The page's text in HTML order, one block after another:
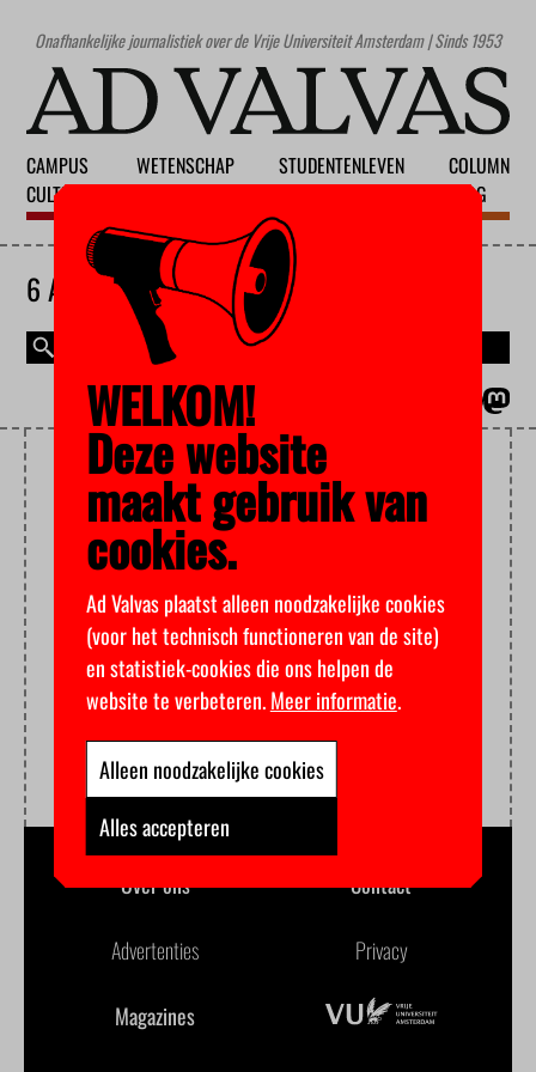
Onafhankelijke journalistiek over de Vrije Universiteit Amsterdam | Sinds 1953
CAMPUS
CULTUUR
WETENSCHAP
STUDENTENLEVEN
COLUMN
BLOG
6 AUGUSTUS 2026
MAXIM FEBRUARI
Over ons Contact
Advertenties Privacy
Magazines
WELKOM!
Deze website
maakt gebruik van
cookies.
Ad Valvas plaatst alleen noodzakelijke cookies
(voor het technisch functioneren van de site)
en statistiek-cookies die ons helpen de
website te verbeteren.Meer informatie.
Alleen noodzakelijke cookies
Alles accepteren